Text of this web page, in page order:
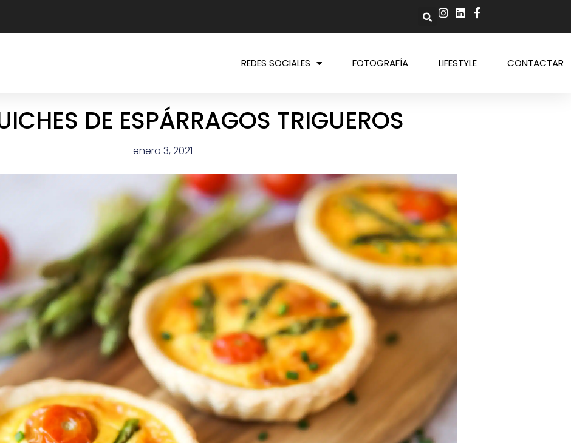
REDES SOCIALES FOTOGRAFÍA LIFESTYLE CONTACTAR
DE ESPÁRRAGOS TRIGUEROS
enero 3, 2021